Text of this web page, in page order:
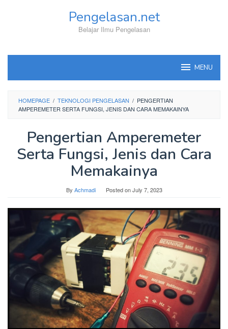
Pengelasan.net
Belajar Ilmu Pengelasan
MENU
HOMEPAGE / TEKNOLOGI PENGELASAN / PENGERTIAN
AMPEREMETER SERTA FUNGSI, JENIS DAN CARA MEMAKAINYA
Pengertian Amperemeter
Serta Fungsi, Jenis dan Cara
Memakainya
By Achmadi Posted onJuly 7, 2023